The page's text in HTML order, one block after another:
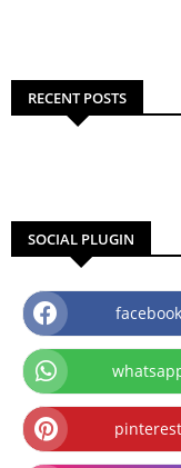
RECENT POSTS
SOCIAL PLUGIN
facebook
pinterest